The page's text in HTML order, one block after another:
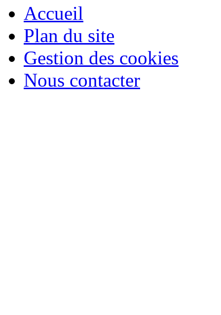
Accueil
Plan du site
Gestion des cookies
Nous contacter